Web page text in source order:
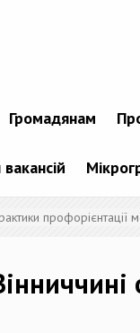
Громадянам
профорієнтації